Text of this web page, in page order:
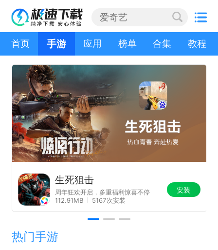
首页 手游 应用 榜单 合集 教程
生死狙击
周年狂欢开启，多重福利惊喜不停
112.91MB
5167次安装
安装
热门手游